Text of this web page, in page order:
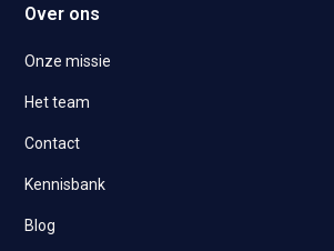
Over ons
Onze missie
Het team
Contact
Kennisbank
Blog